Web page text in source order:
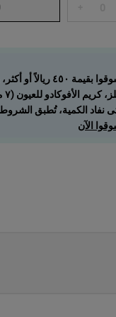
مقاومة علامات التقدم في
تسوقوا بقيمة
الأفوكادو للعيون (٧ مل)، وكريم "سوبر مالتي كوريكتيف" (٧ مل).
نفاد الكمية، تُطبق
الآن